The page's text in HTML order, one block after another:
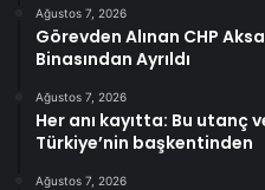
Ağustos 7, 2026
Görevden Alınan CHP
Binasından Ayrıldı
Ağustos 7, 2026
Her anı kayıtta: Bu
Türkiye’nin başkentinden
Ağustos 7, 2026